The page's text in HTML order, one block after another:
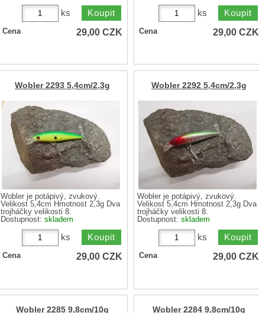
ks
Cena 29,00 CZK
ks
Cena 29,00 CZK
Wobler 2293 5,4cm/2,3g
Wobler je potápivý, zvukový.
Velikost 5,4cm Hmotnost 2,3g Dva
trojháčky velikosti 8.
Dostupnost: skladem
ks
Cena 29,00 CZK
Wobler 2292 5,4cm/2,3g
Wobler je potápivý, zvukový.
Velikost 5,4cm Hmotnost 2,3g Dva
trojháčky velikosti 8.
Dostupnost: skladem
ks
Cena 29,00 CZK
Wobler 2285 9,8cm/10g Wobler 2284 9,8cm/10g